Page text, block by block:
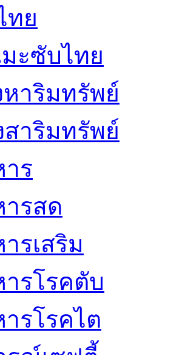
ทย
มะซับไทย
หาริมทรัพย์
สาริมทรัพย์
าร
ารสด
รเสริม
ารโรคตับ
ารโรคไต